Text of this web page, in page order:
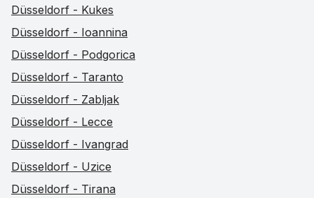
Düsseldorf - Kukes
Düsseldorf - Ioannina
Düsseldorf - Podgorica
Düsseldorf - Taranto
Düsseldorf - Zabljak
Düsseldorf - Lecce
Düsseldorf - Ivangrad
Düsseldorf - Uzice
Düsseldorf - Tirana